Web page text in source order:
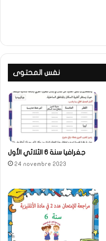
نفس المحتوى
جغرافيا سنة 6 الثلاثي الأول
24 novembre 2023